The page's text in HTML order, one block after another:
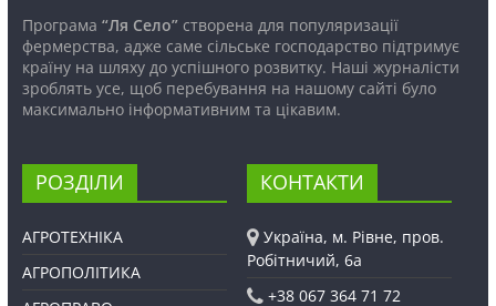
Програма “Ля Село”створена для популяризації
фермерства, адже саме сільське господарство підтримує
країну на шляху до успішного розвитку. Наші журналісти
зроблять усе, щоб перебування на нашому сайті було
максимально інформативним та цікавим.
РОЗДІЛИ
АГРОТЕХНІКА
АГРОПОЛІТИКА
КОНТАКТИ
Україна, м. Рівне, пров.
Робітничий, 6а
+38 067 364 71 72